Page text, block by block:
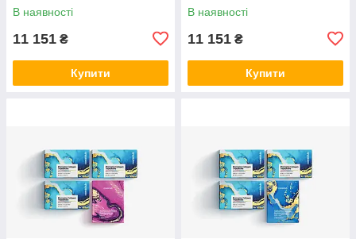
В наявності
11 151 ₴
Купити
В наявності
11 151 ₴
Купити